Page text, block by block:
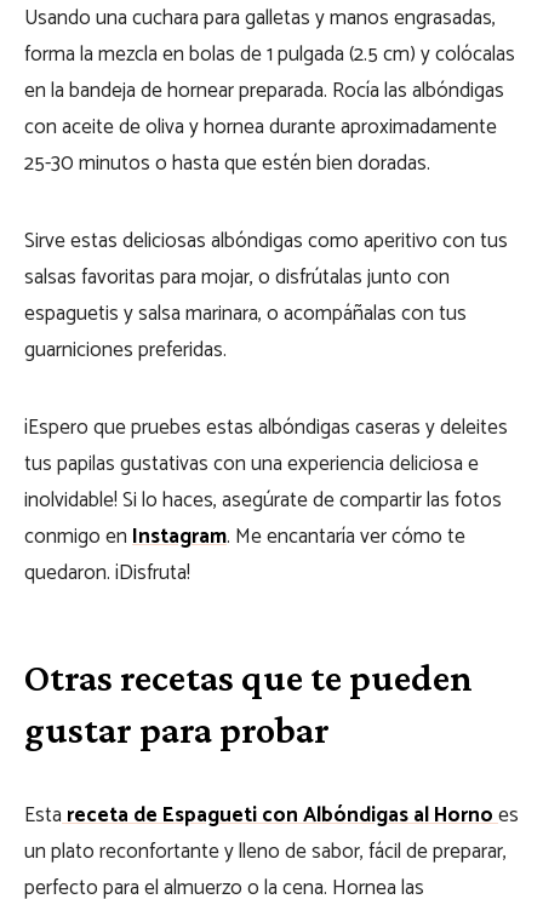
Usando una cuchara para galletas y manos engrasadas,
forma la mezcla en bolas de 1 pulgada (2.5 cm) y colócalas
en la bandeja de hornear preparada. Rocía las albóndigas
con aceite de oliva y hornea durante aproximadamente
25-30 minutos o hasta que estén bien doradas.
Sirve estas deliciosas albóndigas como aperitivo con tus
salsas favoritas para mojar, o disfrútalas junto con
espaguetis y salsa marinara, o acompáñalas con tus
guarniciones preferidas.
¡Espero que pruebes estas albóndigas caseras y deleites
tus papilas gustativas con una experiencia deliciosa e
inolvidable! Si lo haces, asegúrate de compartir las fotos
conmigo enInstagram. Me encantaría ver cómo te
quedaron. ¡Disfruta!
Otras recetas que te pueden
gustar para probar
Estareceta de Espagueti con Albóndigas al Hornoes
un plato reconfortante y lleno de sabor, fácil de preparar,
perfecto para el almuerzo o la cena. Hornea las